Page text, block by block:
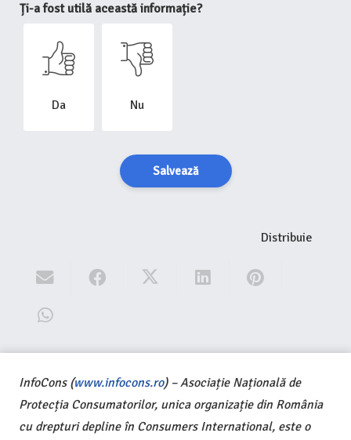
Ți-a fost utilă această informație?
Da Nu
Salvează
Distribuie
InfoCons (www.infocons.ro) – Asociație Națională de
Protecția Consumatorilor, unica organizație din România
cu drepturi depline în Consumers International, este o